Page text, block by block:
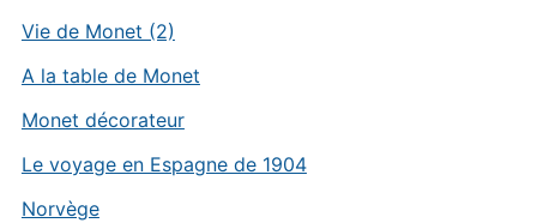
Vie de Monet (2)
A la table de Monet
Monet décorateur
Le voyage en Espagne de 1904
Norvège